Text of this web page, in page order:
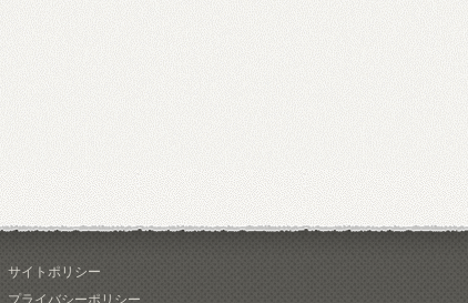
サイトポリシー
プライバシーポリシー